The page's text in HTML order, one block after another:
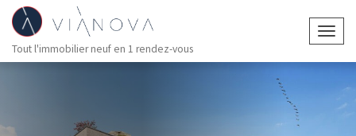
Tout l'immobilier neuf en 1 rendez-vous